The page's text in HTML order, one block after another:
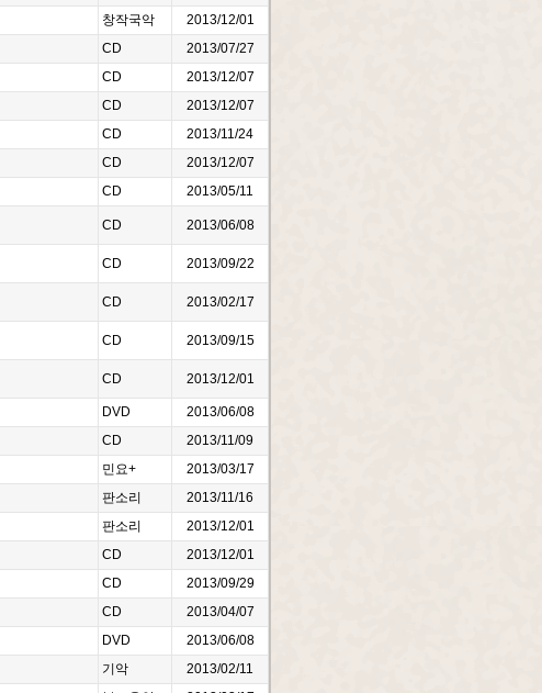
창작국악
2013/12/01
CD
2013/07/27
CD
2013/12/07
CD
2013/12/07
CD
2013/11/24
CD
2013/12/07
CD
2013/05/11
CD 2013/06/08
CD 2013/09/22
CD 2013/02/17
CD 2013/09/15
CD 2013/12/01
DVD
2013/06/08
CD
2013/11/09
민요+
2013/03/17
판소리
2013/11/16
판소리
2013/12/01
CD
2013/12/01
CD
2013/09/29
CD
2013/04/07
DVD
2013/06/08
기악
2013/02/11